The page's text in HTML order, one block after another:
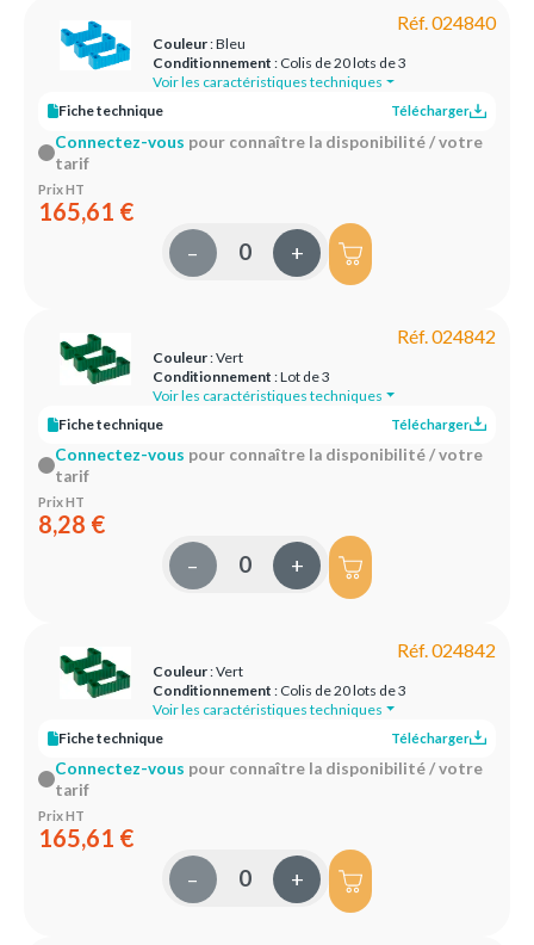
Réf. 024840
Couleur: Bleu
Conditionnement : Colis de 20 lots de 3
Voir les caractéristiques techniques
Fiche technique
Télécharger
Connectez-vous pour connaître la disponibilité / votre
tarif
Prix HT
165,61 €
– +
Réf. 024842
Couleur: Vert
Conditionnement : Lot de 3
Voir les caractéristiques techniques
Fiche technique
Télécharger
Connectez-vous pour connaître la disponibilité / votre
tarif
Prix HT
8,28 €
– +
Réf. 024842
Couleur: Vert
Conditionnement : Colis de 20 lots de 3
Voir les caractéristiques techniques
Fiche technique
Télécharger
Connectez-vous pour connaître la disponibilité / votre
tarif
Prix HT
165,61 €
– +